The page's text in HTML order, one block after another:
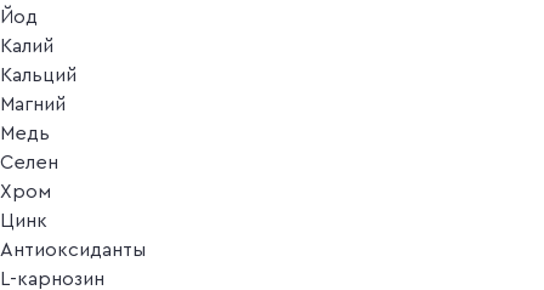
Йод
Калий
Кальций
Магний
Медь
Селен
Хром
Цинк
Антиоксиданты
L-карнозин